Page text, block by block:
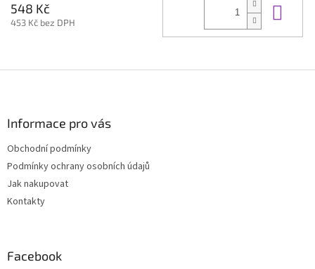
548 Kč
453 Kč bez DPH
Informace pro vás
Obchodní podmínky
Podmínky ochrany osobních údajů
Jak nakupovat
Kontakty
Facebook